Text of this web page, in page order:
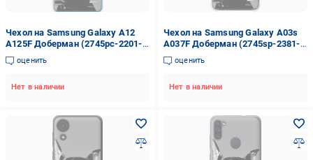
Чехол на Samsung Galaxy A12
A125F Доберман (2745pc-2201-
42517)
оценить
Нет в наличии
Чехол на Samsung Galaxy A03s
A037F Доберман (2745sp-2381-
42517)
оценить
Нет в наличии